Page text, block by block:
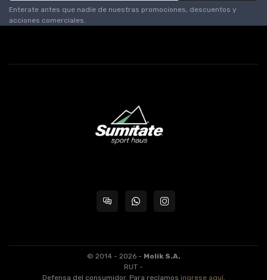
Enterate antes que nadie de nuestras promociones, descuentos y
acciones comerciales.
© 2014 - 2026 - Molik S.A.
RUT -
Defensa del consumidor. Para reclamos ingrese aquí.